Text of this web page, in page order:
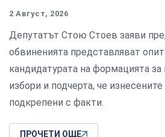
2 Август, 2026
Депутатът Стою Стоев заяви
обвиненията представляват
кандидатурата на формацията за
избори и подчерта, че
подкрепени с факти.
ПРОЧЕТИ ОЩЕ